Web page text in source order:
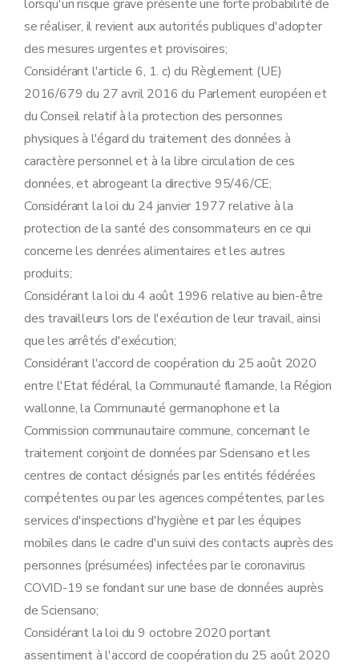
lorsqu'un risque grave présente une forte probabilité de
se réaliser, il revient aux autorités publiques d'adopter
des mesures urgentes et provisoires;
Considérant l'article 6, 1. c) du Règlement (UE)
2016/679 du 27 avril 2016 du Parlement européen et
du Conseil relatif à la protection des personnes
physiques à l'égard du traitement des données à
caractère personnel et à la libre circulation de ces
données, et abrogeant la directive 95/46/CE;
Considérant la loi du 24 janvier 1977 relative à la
protection de la santé des consommateurs en ce qui
concerne les denrées alimentaires et les autres
produits;
Considérant la loi du 4 août 1996 relative au bien-être
des travailleurs lors de l'exécution de leur travail, ainsi
que les arrêtés d'exécution;
Considérant l'accord de coopération du 25 août 2020
entre l'Etat fédéral, la Communauté flamande, la Région
wallonne, la Communauté germanophone et la
Commission communautaire commune, concernant le
traitement conjoint de données par Sciensano et les
centres de contact désignés par les entités fédérées
compétentes ou par les agences compétentes, par les
services d'inspections d'hygiène et par les équipes
mobiles dans le cadre d'un suivi des contacts auprès des
personnes (présumées) infectées par le coronavirus
COVID-19 se fondant sur une base de données auprès
de Sciensano;
Considérant la loi du 9 octobre 2020 portant
assentiment à l'accord de coopération du 25 août 2020